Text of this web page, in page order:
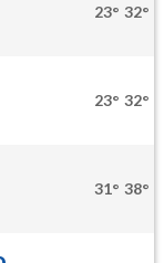
23° 32°
23° 32°
31° 38°